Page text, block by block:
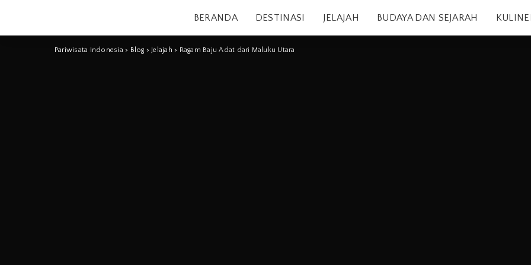
BERANDA DESTINASI JELAJAH BUDAYA DAN SEJARAH
Pariwisata Indonesia > Blog > Jelajah > Ragam Baju Adat dari Maluku Utara